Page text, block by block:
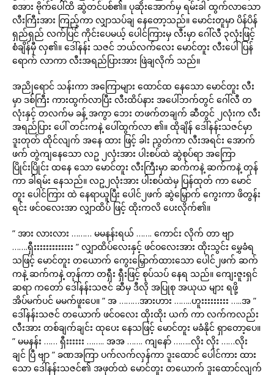
စအား ဗိုက်ပေါ်ထိ ဆွဲတင်ပစ်၏။ ပုဆိုးအောက်မှ ရမ်းခါ ထွက်လာသော
လီးကြီးအား ကြည့်ကာ လျှာသပ်ချ နေတော့သည်။ မောင်းတူမှာ ပိန်ပိန်
ရှည်ရှည် လက်ပြင် ကိုင်းပေမယ့် ပေါင်ကြားမှ လီးမှာ ဂေါ်လီ ၃လုံးဖြင့်
စံချိန်မှီ လှ၏။ ဒေါ်နန်း သဇင် ဘယ်လက်လေး မောင်တူး လီးပေါ် ပြန်
ရောက် လာကာ လီးအရည်ပြားအား ဖြဲချလိုက် သည်။
အညိုရောင် သန်းကာ အကြောများ ထောင်ထ နေသော မောင်တူး လီး
မှာ ဒစ်ကြီး ကားထွက်လာပြီး လီးထိပ်နား အပေါ်ဘက်တွင် ဂေါ်လီ တ
လုံးနှင့် တလက်မ ခန့် အကွာ ဘေး တဖက်တချက် ဆီတွင် ၂လုံးက လီး
အရည်ပြား ပေါ် တင်းကနဲ့ ပေါ်ထွက်လာ ၏။ ထိုချိန် ဒေါ်နန်းသဇင်မှာ
ဒူးတုတ် ထိုင်လျက် အနေ ထား ဖြင့် ခါး ညွတ်ကာ လီးအရင်း အောက်
ဖက် တွဲကျနေသော လဥ ၂လုံးအား ပါးစပ်ထဲ ဆွဲစုပ်ရာ အကြော
ပြိုင်းပြိုင်း ထနေ သော မောင်တူး လီးကြီးမှာ ဆက်ကနဲ့ ဆက်ကနဲ့ တုန်
ကာ ခါရမ်း နေသည်။ လဥ၂လုံးအား ပါးစပ်ထဲမှ ပြန်ထုတ် ကာ မောင်
တူး ပေါင်ကြား ထဲ နေရာယူပြီး ပေါင်၂ဖက် ဆွဲမြှောက် ကွေးကာ ဖိတွန်း
ရင်း ဖင်ဝလေးအာ လျှာထိပ် ဖြင့် ထိုးကလိ ပေးလိုက်၏။
” အား လားလား ……… မမနန်းရယ် ……. ကောင်း လိုက် တာ ဗျာ
…….ရှီးးးးးးးးးးးးး ” လျှာထိပ်လေးနှင့် ဖင်ဝလေးအား ထိုးသွင်း မွှေခံရ
သဖြင့် မောင်တူး တယောက် ကွေးမြှောက်ထားသော ပေါင်၂ဖက် ဆက်
ကနဲ့ ဆက်ကနဲ့ တုန်ကာ တရှီး ရှီးဖြင့် စုပ်သပ် နေရ သည်။ ကျေးဇူးရှင်
ဆရာ ကတော် ဒေါ်နန်းသဇင် ဆီမှ ဒီလို အပြုစု အယုယ များ ရဖို့
အိပ်မက်ပင် မမက်ဖူးပေ။ ” အ ………အားဟား ……..ဟူးးးးးးးးး …..အ ”
ဒေါ်နန်းသဇင် တယောက် ဖင်ဝလေး ထိုးထိုး ယက် ကာ လက်ကလည်း
လီးအား တစ်ချက်ချင်း ထုပေး နေသဖြင့် မောင်တူး မခံနိုင် ရှာတော့ပေ။
” မမနန်း …… ရှီးးးးးး …….. အအ ……. ကျနော် ……..လိုး လိုး ……လိုး
ချင် ပြီ ဗျာ ” ခဏအကြာ ပက်လက်လှန်ကာ ဒူးထောင် ပေါင်ကား ထား
သော ဒေါ်နန်းသဇင်၏ အဖုတ်ထဲ မောင်တူး တယောက် ဒူးထောင်လျက်